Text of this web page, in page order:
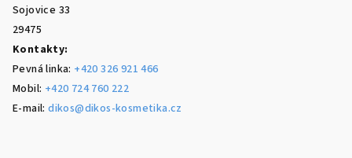
Sojovice 33
29475
Kontakty:
Pevná linka: +420 326 921 466
Mobil: +420 724 760 222
E-mail:dikos@dikos-kosmetika.cz